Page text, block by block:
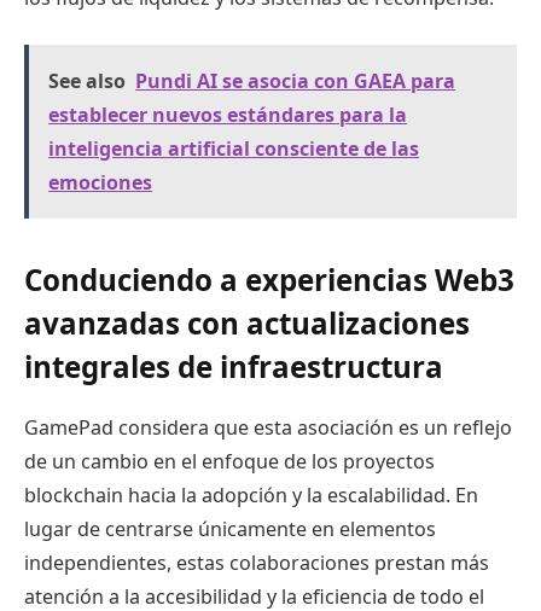
See also Pundi AI se asocia con GAEA para
establecer nuevos estándares para la
inteligencia artificial consciente de las
emociones
Conduciendo a experiencias Web3
avanzadas con actualizaciones
integrales de infraestructura
GamePad considera que esta asociación es un reflejo
de un cambio en el enfoque de los proyectos
blockchain hacia la adopción y la escalabilidad. En
lugar de centrarse únicamente en elementos
independientes, estas colaboraciones prestan más
atención a la accesibilidad y la eficiencia de todo el